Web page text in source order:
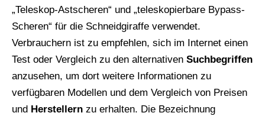
„Teleskop-Astscheren“ und „teleskopierbare Bypass-
Scheren“ für die Schneidgiraffe verwendet.
Verbrauchern ist zu empfehlen, sich im Internet einen
Test oder Vergleich zu den alternativen Suchbegriffen
anzusehen, um dort weitere Informationen zu
verfügbaren Modellen und dem Vergleich von Preisen
und Herstellern zu erhalten. Die Bezeichnung